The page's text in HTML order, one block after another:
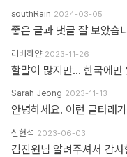
southRain 2024-03-05
리베하얀 2023-11-26
Sarah Jeong 2023-11-13
신현석 2023-06-03
김진원님 알려주셔서 감